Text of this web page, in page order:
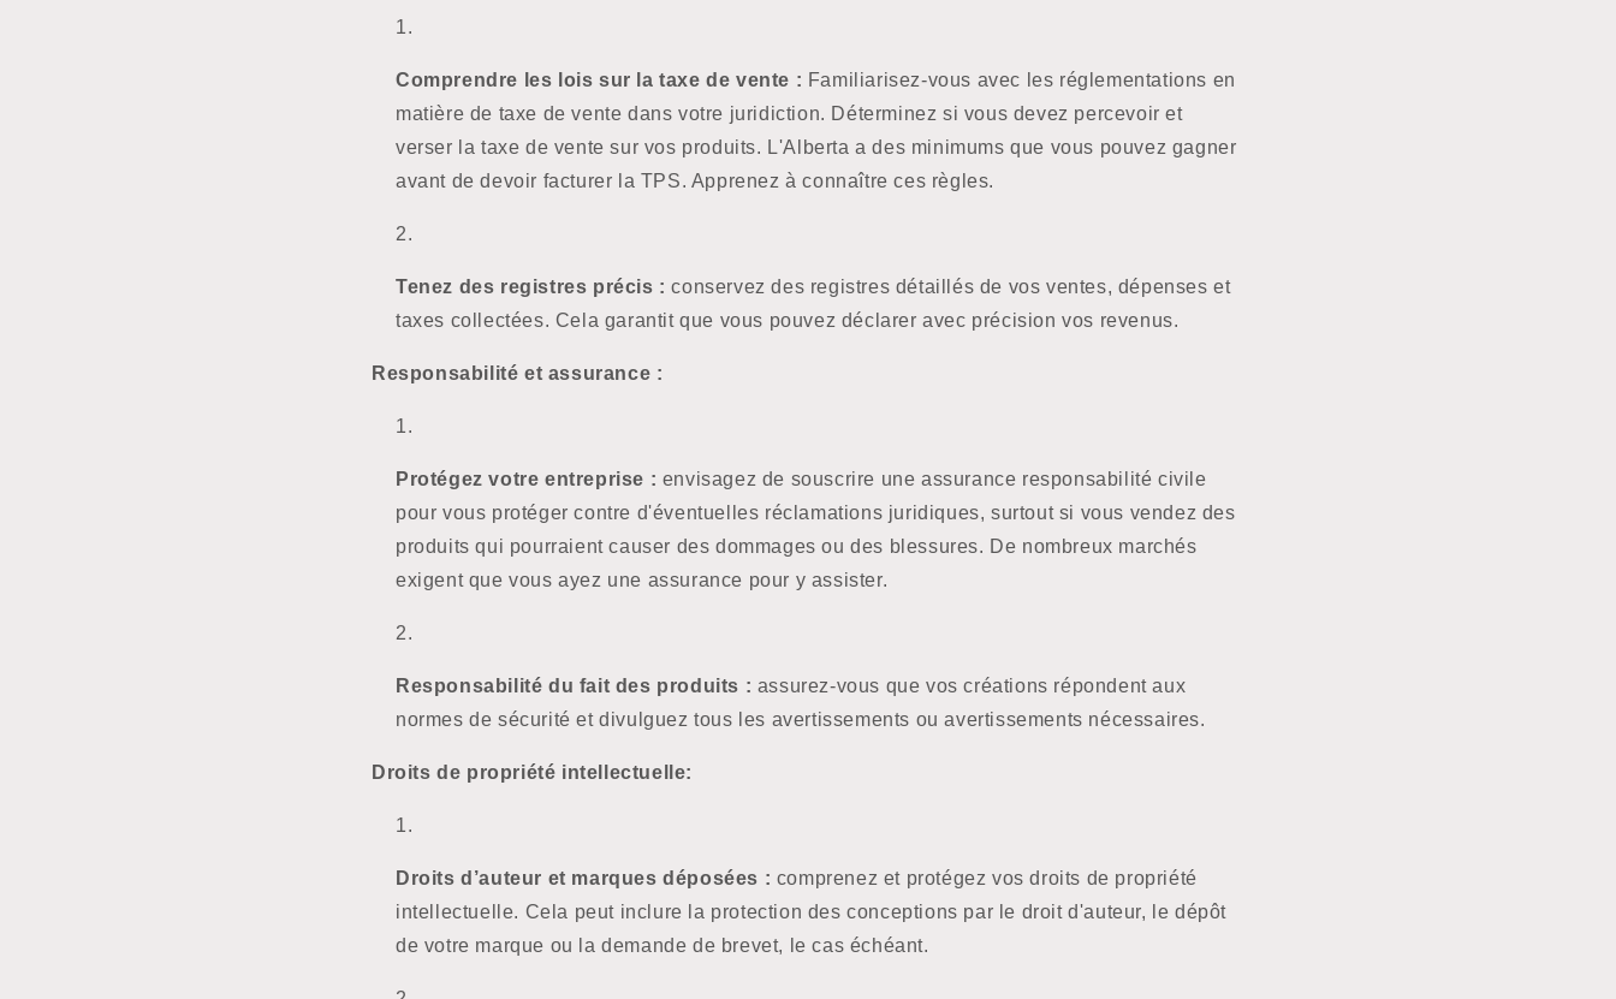
Comprendre les lois sur la taxe de vente : Familiarisez-vous avec les réglementations en
matière de taxe de vente dans votre juridiction. Déterminez si vous devez percevoir et
verser la taxe de vente sur vos produits. L'Alberta a des minimums que vous pouvez gagner
avant de devoir facturer la TPS. Apprenez à connaître ces règles.
Tenez des registres précis : conservez des registres détaillés de vos ventes, dépenses et
taxes collectées. Cela garantit que vous pouvez déclarer avec précision vos revenus.
Responsabilité et assurance :
Protégez votre entreprise : envisagez de souscrire une assurance responsabilité civile
pour vous protéger contre d'éventuelles réclamations juridiques, surtout si vous vendez des
produits qui pourraient causer des dommages ou des blessures. De nombreux marchés
exigent que vous ayez une assurance pour y assister.
Responsabilité du fait des produits : assurez-vous que vos créations répondent aux
normes de sécurité et divulguez tous les avertissements ou avertissements nécessaires.
Droits de propriété intellectuelle:
Droits d’auteur et marques déposées : comprenez et protégez vos droits de propriété
intellectuelle. Cela peut inclure la protection des conceptions par le droit d'auteur, le dépôt
de votre marque ou la demande de brevet, le cas échéant.